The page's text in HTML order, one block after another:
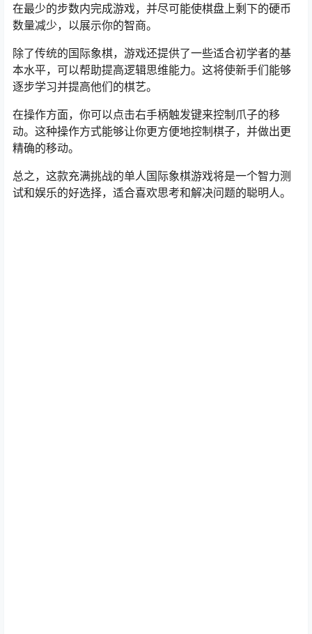
在最少的步数内完成游戏，并尽可能使棋盘上剩下的硬币
数量减少，以展示你的智商。
除了传统的国际象棋，游戏还提供了一些适合初学者的基
本水平，可以帮助提高逻辑思维能力。这将使新手们能够
逐步学习并提高他们的棋艺。
在操作方面，你可以点击右手柄触发键来控制爪子的移
动。这种操作方式能够让你更方便地控制棋子，并做出更
精确的移动。
总之，这款充满挑战的单人国际象棋游戏将是一个智力测
试和娱乐的好选择，适合喜欢思考和解决问题的聪明人。